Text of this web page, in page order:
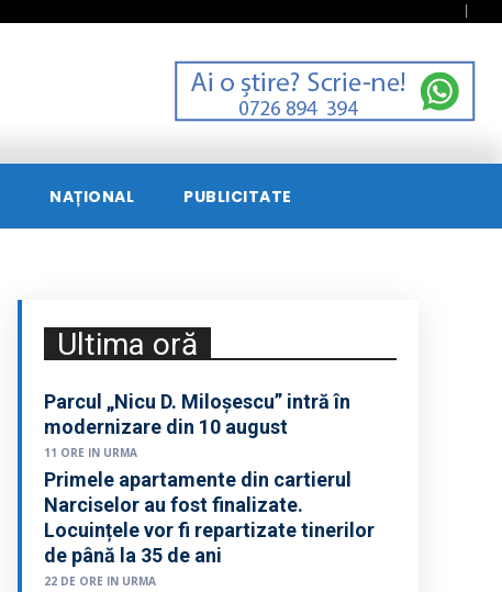
NAȚIONAL PUBLICITATE
Ultima oră
Parcul „Nicu D. Miloșescu” intră în
modernizare din 10 august
11 ORE IN URMA
Primele apartamente din cartierul
Narciselor au fost finalizate.
Locuințele vor fi repartizate tinerilor
de până la 35 de ani
22 DE ORE IN URMA